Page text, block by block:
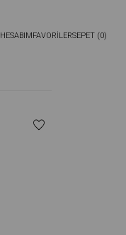
HESABIMFAVORİLERSEPET (0)